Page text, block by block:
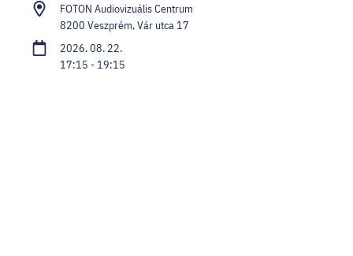
FOTON Audiovizuális Centrum
8200 Veszprém, Vár utca 17
2026. 08. 22.
17:15 - 19:15